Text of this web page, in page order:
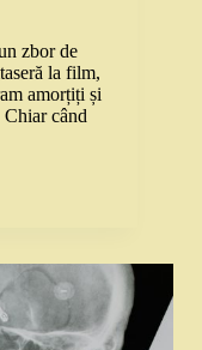
zbor de
la film,
amorțiți și
Chiar când